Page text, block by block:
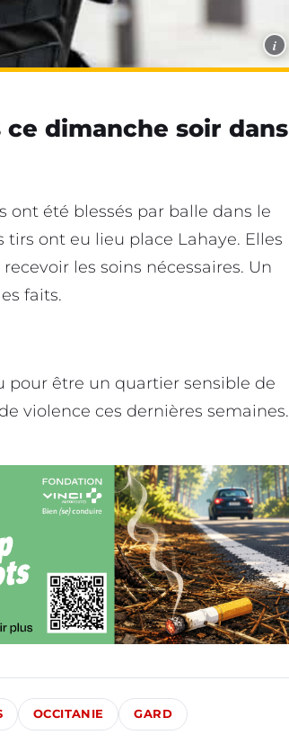
i
ce dimanche soir dans
ont été blessés par balle dans le
ont eu lieu place Lahaye. Elles
les soins nécessaires. Un
faits.
pour être un quartier sensible de
violence ces dernières semaines.
OCCITANIE GARD